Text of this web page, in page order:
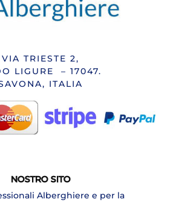
VIA TRIESTE 2,
LIGURE – 17047.
ITALIA
NOSTRO SITO
Alberghiere e per la